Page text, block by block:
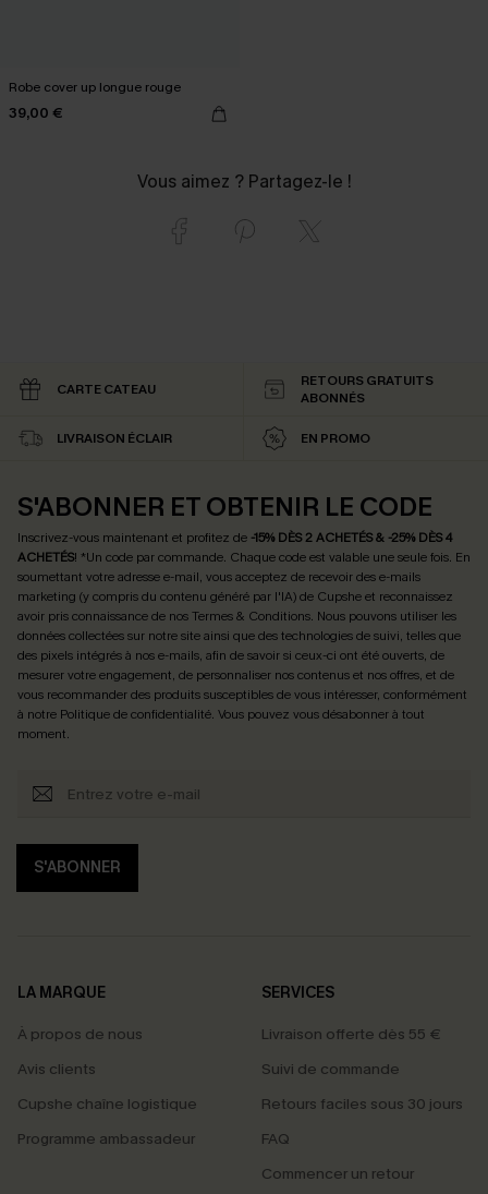
Robe cover up longue rouge
39,00 €
Vous aimez ? Partagez-le !
CARTE CATEAU
RETOURS GRATUITS
ABONNÉS
LIVRAISON ÉCLAIR EN PROMO
S'ABONNER ET OBTENIR LE CODE
Inscrivez-vous maintenant et profitez de -15% DÈS 2 ACHETÉS & -25% DÈS 4
ACHETÉS! *Un code par commande. Chaque code est valable une seule fois. En
soumettant votre adresse e-mail, vous acceptez de recevoir des e-mails
marketing (y compris du contenu généré par l'IA) de Cupshe et reconnaissez
avoir pris connaissance de nosTermes & Conditions. Nous pouvons utiliser les
données collectées sur notre site ainsi que des technologies de suivi, telles que
des pixels intégrés à nos e-mails, afin de savoir si ceux-ci ont été ouverts, de
mesurer votre engagement, de personnaliser nos contenus et nos offres, et de
vous recommander des produits susceptibles de vous intéresser, conformément
à notre Politique de confidentialité. Vous pouvez vous désabonner à tout
moment.
S'ABONNER
LA MARQUE
À propos de nous
Avis clients
Cupshe chaîne logistique
Programme ambassadeur
SERVICES
Livraison offerte dès 55 €
Suivi de commande
Retours faciles sous 30 jours
FAQ
Commencer un retour